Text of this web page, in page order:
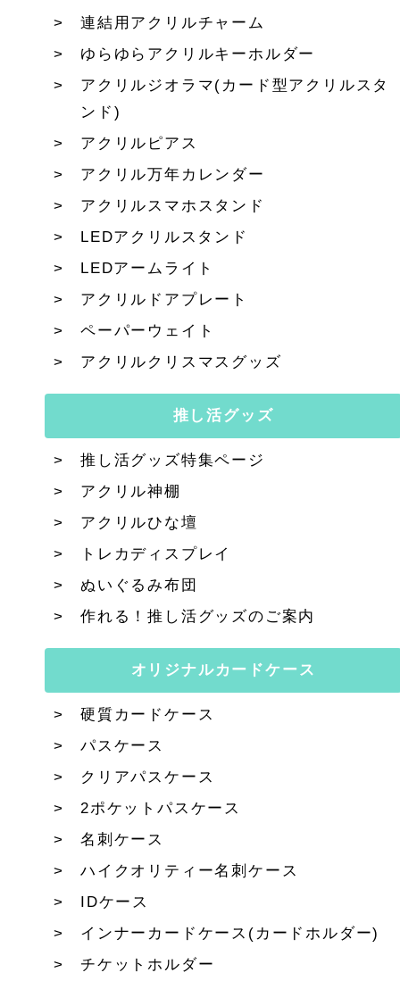
連結用アクリルチャーム
ゆらゆらアクリルキーホルダー
アクリルジオラマ(カード型アクリルスタ
ンド)
アクリルピアス
アクリル万年カレンダー
アクリルスマホスタンド
LEDアクリルスタンド
LEDアームライト
アクリルドアプレート
ペーパーウェイト
アクリルクリスマスグッズ
推し活グッズ
推し活グッズ特集ページ
アクリル神棚
アクリルひな壇
トレカディスプレイ
ぬいぐるみ布団
作れる！推し活グッズのご案内
オリジナルカードケース
硬質カードケース
パスケース
クリアパスケース
2ポケットパスケース
名刺ケース
ハイクオリティー名刺ケース
IDケース
インナーカードケース(カードホルダー)
チケットホルダー